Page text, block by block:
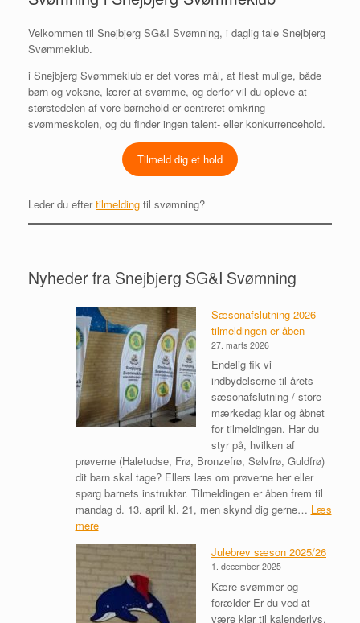
Velkommen til Snejbjerg SG&I Svømning, i daglig tale Snejbjerg
Svømmeklub.
i Snejbjerg Svømmeklub er det vores mål, at flest mulige, både
børn og voksne, lærer at svømme, og derfor vil du opleve at
størstedelen af vore børnehold er centreret omkring
svømmeskolen, og du finder ingen talent- eller konkurrencehold.
Tilmeld dig et hold
Leder du eftertilmelding til svømning?
Nyheder fra Snejbjerg SG&I Svømning
Sæsonafslutning 2026 –
tilmeldingen er åben
27. marts 2026
Endelig fik vi
indbydelserne til årets
sæsonafslutning / store
mærkedag klar og åbnet
for tilmeldingen. Har du
styr på, hvilken af
prøverne (Haletudse, Frø, Bronzefrø, Sølvfrø, Guldfrø)
dit barn skal tage? Ellers læs om prøverne her eller
spørg barnets instruktør. Tilmeldingen er åben frem til
mandag d. 13. april kl. 21, men skynd dig gerne… Læs
mere:
S
æ
s
o
n
Julebrev sæson 2025/26
1. december 2025
Kære svømmer og
forælder Er du ved at
være klar til kalenderlys,